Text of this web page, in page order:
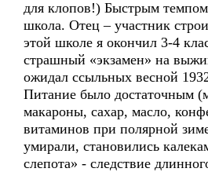
для клопов!) Быстрым темпом
школа. Отец – участник
этой школе я окончил 3-4
страшный «экзамен» на
ожидал ссыльных весной
Питание было достаточным
макароны, сахар, масло,
витаминов при полярной
умирали, становились
слепота» - следствие